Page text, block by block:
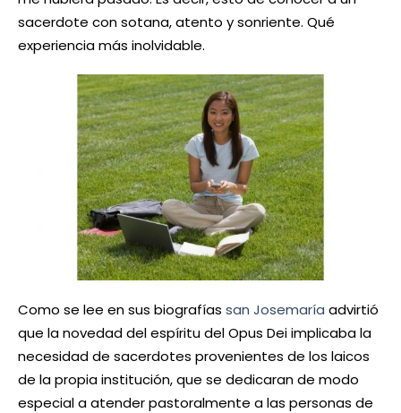
sacerdote con sotana, atento y sonriente. Qué
experiencia más inolvidable.
Como se lee en sus biografías san Josemaría advirtió
que la novedad del espíritu del Opus Dei implicaba la
necesidad de sacerdotes provenientes de los laicos
de la propia institución, que se dedicaran de modo
especial a atender pastoralmente a las personas de